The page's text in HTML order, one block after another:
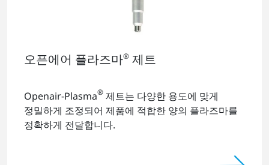
오픈에어 플라즈마® 제트
Openair-Plasma® 제트는 다양한 용도에 맞게
정밀하게 조정되어 제품에 적합한 양의 플라즈마를
정확하게 전달합니다.